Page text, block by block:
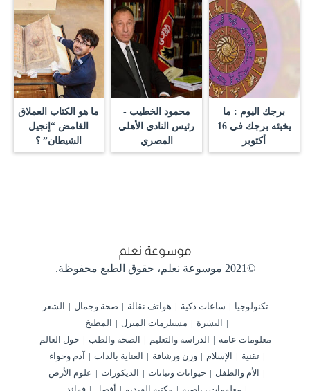
برجك اليوم : ما
يخبئه برجك في 16
أكتوبر
محمود الخطيب -
رئيس النادي الأهلي
المصري
ما هو الكتاب العملاق
الغامض “إنجيل
الشيطان” ؟
©2021 موسوعة نعلم، حقوق الطبع محفوظة.
تكنولوجيا ساعات ذكية هواتف نقالة صحة وجمال
الشعر
البشرة
مستلزمات المنزل
المطبخ
معلومات عامة
الدراسة والتعليم الصحة والطب
حول العالم
تقنية
الإسلام وزن ورشاقة العناية بالذات
آدم وحواء
الأم والطفل
حيوانات ونباتات الديكورات
علوم الأرض